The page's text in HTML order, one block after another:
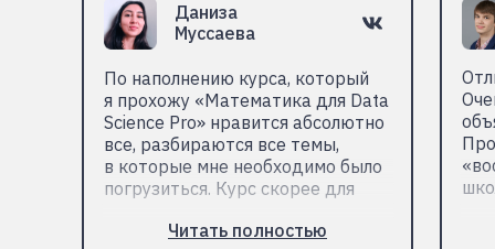
Даниза
Муссаева
По наполнению курса, который
я прохожу «Математика для Data
Science Pro» нравится абсолютно
все, разбираются все темы,
в которые мне необходимо было
погрузиться. Курс скорее для
Читать полностью